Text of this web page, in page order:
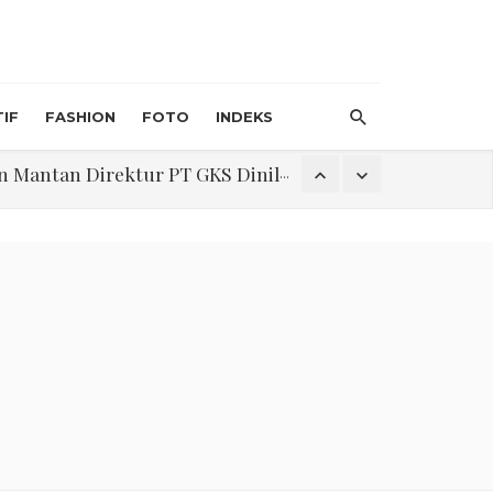
FASHION FOTO INDEKS
Direktur PT GKS Dinilai Rancu